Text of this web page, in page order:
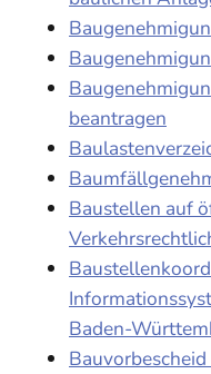
beantragen
Baustellen auf
Baden-